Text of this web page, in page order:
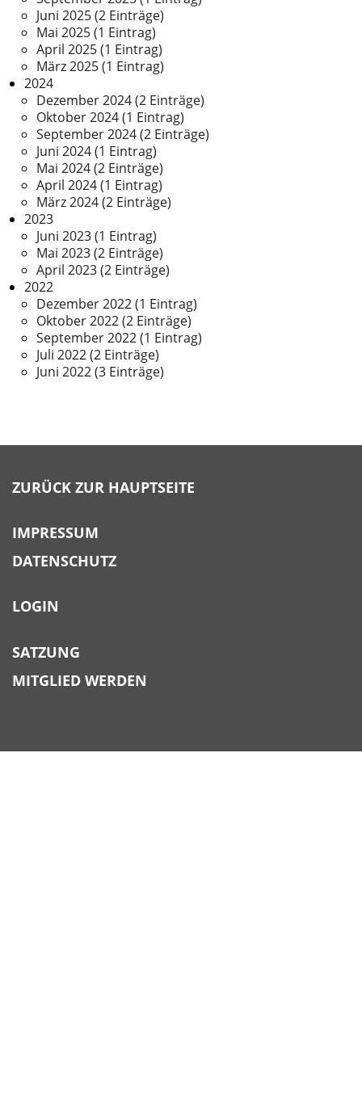
Juni 2025 (2 Einträge)
Mai 2025 (1 Eintrag)
April 2025 (1 Eintrag)
März 2025 (1 Eintrag)
2024
Dezember 2024 (2 Einträge)
Oktober 2024 (1 Eintrag)
September 2024 (2 Einträge)
Juni 2024 (1 Eintrag)
Mai 2024 (2 Einträge)
April 2024 (1 Eintrag)
März 2024 (2 Einträge)
2023
Juni 2023 (1 Eintrag)
Mai 2023 (2 Einträge)
April 2023 (2 Einträge)
2022
Dezember 2022 (1 Eintrag)
Oktober 2022 (2 Einträge)
September 2022 (1 Eintrag)
Juli 2022 (2 Einträge)
Juni 2022 (3 Einträge)
ZURÜCK ZUR HAUPTSEITE
IMPRESSUM
DATENSCHUTZ
LOGIN
SATZUNG
MITGLIED WERDEN